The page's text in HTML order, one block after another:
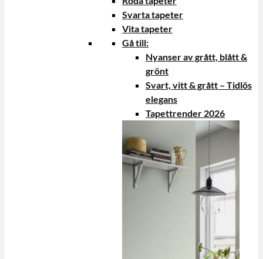
Svarta tapeter
Vita tapeter
Gå till:
Nyanser av grått, blått &
grönt
Svart, vitt & grått – Tidlös
elegans
Tapettrender 2026